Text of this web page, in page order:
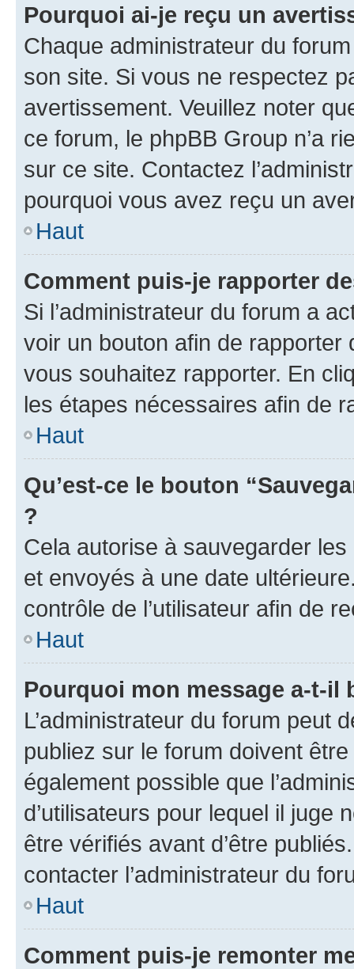
Pourquoi ai-je reçu un
Chaque administrateur du
son site. Si vous ne respectez
avertissement. Veuillez noter
ce forum, le phpBB Group n’a
sur ce site. Contactez
pourquoi vous avez reçu un
Haut
Comment puis-je rapporter
Si l’administrateur du forum a
voir un bouton afin de
vous souhaitez rapporter. En
les étapes nécessaires afin de
Haut
Qu’est-ce le bouton
?
Cela autorise à sauvegarder
et envoyés à une date
contrôle de l’utilisateur afin de
Haut
Pourquoi mon message a-t-il
L’administrateur du forum peut
publiez sur le forum doivent
également possible que
d’utilisateurs pour lequel il juge
être vérifiés avant d’être
contacter l’administrateur du
Haut
Comment puis-je remonter